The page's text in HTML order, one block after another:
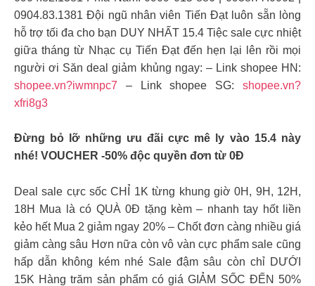
0904.83.1381 Đội ngũ nhân viên Tiến Đạt luôn sẵn lòng
hỗ trợ tối đa cho bạn DUY NHẤT 15.4 Tiệc sale cực nhiệt
giữa tháng từ Nhạc cụ Tiến Đạt đến hẹn lại lên rồi mọi
người ơi Săn deal giảm khủng ngay: – Link shopee HN:
shopee.vn?iwmnpc7 – Link shopee SG: shopee.vn?
xfri8g3
Đừng bỏ lỡ những ưu đãi cực mê ly vào 15.4 này
nhé! VOUCHER -50% độc quyền đơn từ 0Đ
Deal sale cực sốc CHỈ 1K từng khung giờ 0H, 9H, 12H,
18H Mua là có QUÀ 0Đ tặng kèm – nhanh tay hốt liền
kẻo hết Mua 2 giảm ngay 20% – Chốt đơn càng nhiều giá
giảm càng sâu ️Hơn nữa còn vô vàn cực phẩm sale cũng
hấp dẫn không kém nhé Sale đậm sâu còn chỉ DƯỚI
15K Hàng trăm sản phẩm có giá GIẢM SỐC ĐẾN 50%